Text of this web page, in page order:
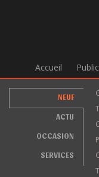
Accueil
NEUF
ACTU
OCCASION
SERVICES